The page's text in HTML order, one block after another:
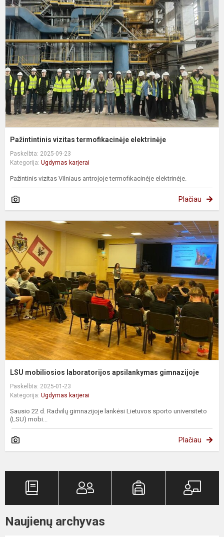
Pažintintinis vizitas termofikacinėje elektrinėje
Paskelbta: 2025-09-23
Kategorija: Ugdymas karjerai
Pažintinis vizitas Vilniaus antrojoje termofikacinėje elektrinėje.
Plačiau
LSU mobiliosios laboratorijos apsilankymas gimnazijoje
Paskelbta: 2025-01-23
Kategorija: Ugdymas karjerai
Sausio 22 d. Radvilų gimnazijoje lankėsi Lietuvos sporto universiteto
(LSU) mobi...
Plačiau
Naujienų archyvas